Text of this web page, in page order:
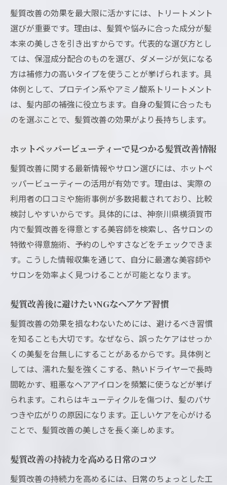
髪質改善の効果を最大限に活かすには、トリートメント
選びが重要です。理由は、髪質や悩みに合った成分が髪
本来の美しさを引き出すからです。代表的な選び方とし
ては、保湿成分配合のものを選び、ダメージが気になる
方は補修力の高いタイプを使うことが挙げられます。具
体例として、プロテイン系やアミノ酸系トリートメント
は、髪内部の補強に役立ちます。自身の髪質に合ったも
のを選ぶことで、髪質改善の効果がより長持ちします。
ホットペッパービューティーで見つかる髪質改善情報
髪質改善に関する最新情報やサロン選びには、ホットペ
ッパービューティーの活用が有効です。理由は、実際の
利用者の口コミや施術事例が多数掲載されており、比較
検討しやすいからです。具体的には、神奈川県横須賀市
内で髪質改善を得意とする美容師を検索し、各サロンの
特徴や得意施術、予約のしやすさなどをチェックできま
す。こうした情報収集を通じて、自分に最適な美容師や
サロンを効率よく見つけることが可能となります。
髪質改善後に避けたいNGなヘアケア習慣
髪質改善の効果を損なわないためには、避けるべき習慣
を知ることも大切です。なぜなら、誤ったケアはせっか
くの美髪を台無しにすることがあるからです。具体例と
しては、濡れた髪を強くこする、熱いドライヤーで長時
間乾かす、粗悪なヘアアイロンを頻繁に使うなどが挙げ
られます。これらはキューティクルを傷つけ、髪のパサ
つきや広がりの原因になります。正しいケアを心がける
ことで、髪質改善の美しさを長く楽しめます。
髪質改善の持続力を高める日常のコツ
髪質改善の持続力を高めるには、日常のちょっとした工